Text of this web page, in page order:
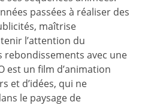
passées à réaliser des
maîtrise
l’attention du
avec une
est un film d’animation
et d’idées, qui ne
le paysage de